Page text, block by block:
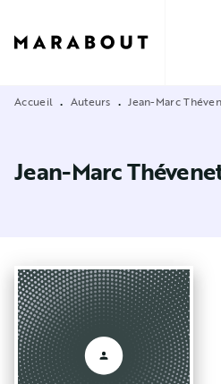
Accueil • Auteurs • Jean-Marc
Jean-Marc